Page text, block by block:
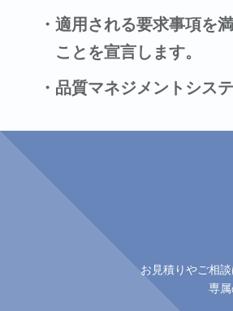
・適用される要求事項を
ことを宣言します。
・品質マネジメントシス
お見積りやご相
専